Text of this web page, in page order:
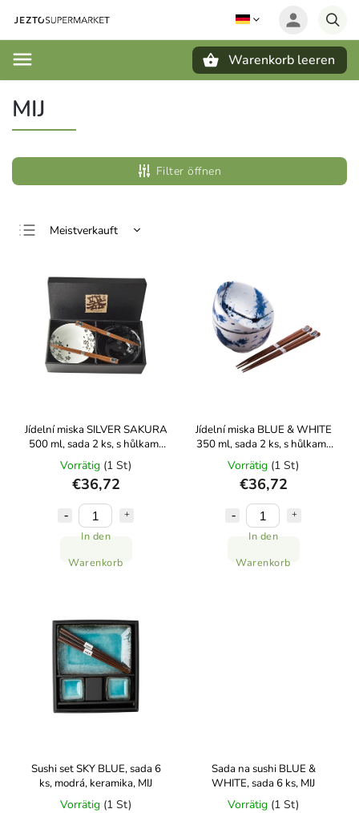
Warenkorb leeren
MIJ
Filter öffnen
Meistverkauft
Teuerste
Alphabetisch
Jídelní miska SILVER SAKURA
500 ml, sada 2 ks, s hůlkami,
MIJ
Vorrätig (1 St)
€36,72
In den
Warenkorb
Jídelní miska BLUE & WHITE
350 ml, sada 2 ks, s hůlkami,
MIJ
Vorrätig (1 St)
€36,72
In den
Warenkorb
Sushi set SKY BLUE, sada 6
ks, modrá, keramika, MIJ
Vorrätig (1 St)
Sada na sushi BLUE &
WHITE, sada 6 ks, MIJ
Vorrätig (1 St)